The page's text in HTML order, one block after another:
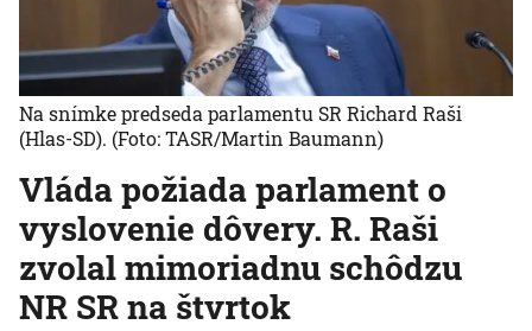
Vláda požiada parlament o
vyslovenie dôvery. R. Raši
zvolal mimoriadnu schôdzu
NR SR na štvrtok
Na snímke predseda parlamentu SR Richard Raši
(Hlas-SD). (Foto: TASR/Martin Baumann)